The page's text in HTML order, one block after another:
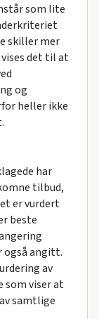
som lite
skiller mer
det til at
og
heller ikke
har
tilbud,
er vurdert
beste
også angitt.
av
som viser at
samtlige